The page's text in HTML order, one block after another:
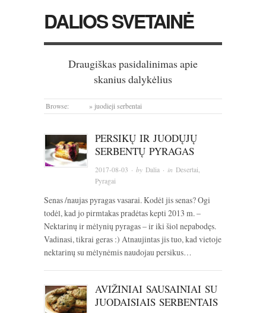
DALIOS SVETAINĖ
Draugiškas pasidalinimas apie
skanius dalykėlius
Browse: » juodieji serbentai
PERSIKŲ IR JUODŲJŲ
SERBENTŲ PYRAGAS
2017-08-03 · by Dalia · in Desertai,
Pyragai
Senas /naujas pyragas vasarai. Kodėl jis senas? Ogi
todėl, kad jo pirmtakas pradėtas kepti 2013 m. –
Nektarinų ir mėlynių pyragas – ir iki šiol nepabodęs.
Vadinasi, tikrai geras :) Atnaujintas jis tuo, kad vietoje
nektarinų su mėlynėmis naudojau persikus…
AVIŽINIAI SAUSAINIAI SU
JUODAISIAIS SERBENTAIS